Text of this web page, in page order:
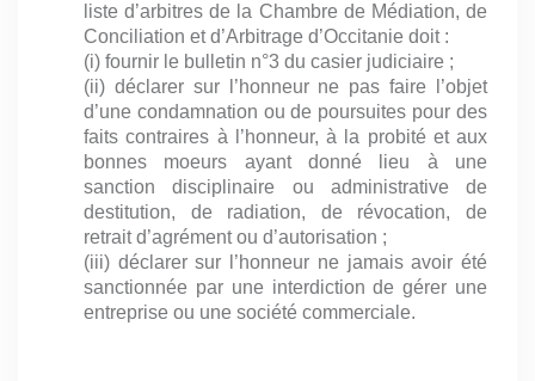
liste d’arbitres de la Chambre de Médiation, de
Conciliation et d’Arbitrage d’Occitanie doit :
(i) fournir le bulletin n°3 du casier judiciaire ;
(ii) déclarer sur l’honneur ne pas faire l’objet
d’une condamnation ou de poursuites pour des
faits contraires à l’honneur, à la probité et aux
bonnes moeurs ayant donné lieu à une
sanction disciplinaire ou administrative de
destitution, de radiation, de révocation, de
retrait d’agrément ou d’autorisation ;
(iii) déclarer sur l’honneur ne jamais avoir été
sanctionnée par une interdiction de gérer une
entreprise ou une société commerciale.